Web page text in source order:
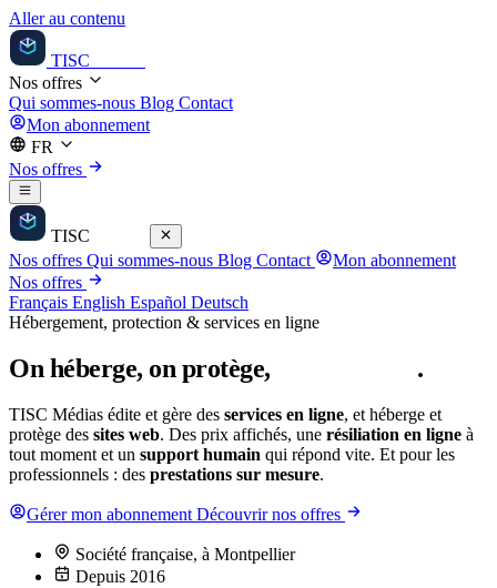
Aller au contenu
TISC
Nos offres
Qui sommes-nous Blog Contact
Mon abonnement
FR
Nos offres
TISC
Nos offres Qui sommes-nous Blog Contact
Mon abonnement
Nos offres
Français English Español Deutsch
Hébergement, protection & services en ligne
On héberge, on protège, .
TISC Médias édite et gère des services en ligne, et héberge et
protège des sites web. Des prix affichés, une résiliation en ligne à
tout moment et un support humain qui répond vite. Et pour les
professionnels : des prestations sur mesure.
Gérer mon abonnement Découvrir nos offres
Société française, à Montpellier
Depuis 2016